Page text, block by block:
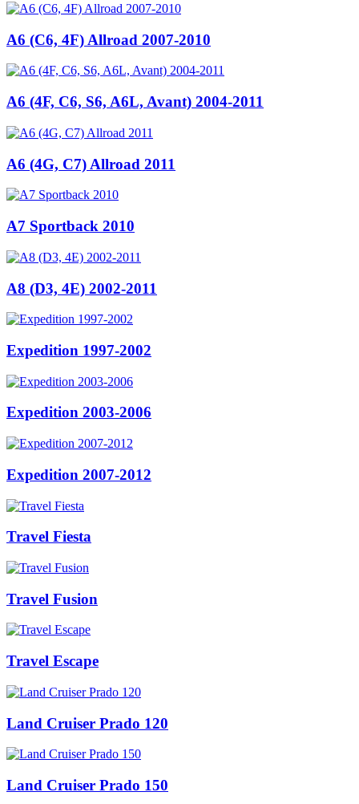
A6 (C6, 4F) Allroad 2007-2010
A6 (4F, C6, S6, A6L, Avant) 2004-2011
A6 (4G, C7) Allroad 2011
A7 Sportback 2010
A8 (D3, 4E) 2002-2011
Expedition 1997-2002
Expedition 2003-2006
Expedition 2007-2012
Travel Fiesta
Travel Fusion
Travel Escape
Land Cruiser Prado 120
Land Cruiser Prado 150